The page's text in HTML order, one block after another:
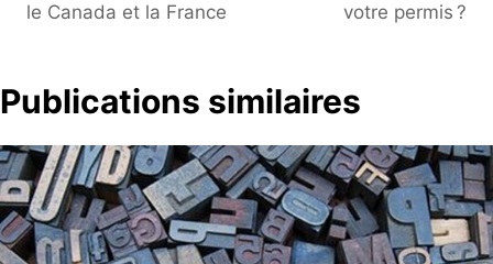
le Canada et la France
votre permis ?
Publications similaires